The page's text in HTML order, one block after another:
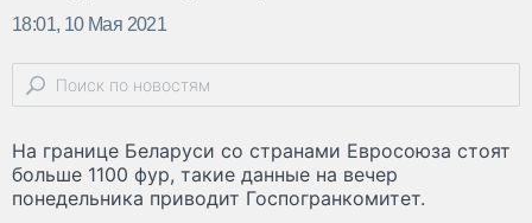
18:01, 10 Мая 2021
На границе Беларуси со странами Евросоюза стоят
больше 1100 фур, такие данные на вечер
понедельника приводит Госпогранкомитет.